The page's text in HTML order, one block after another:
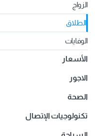
الزواج
الطلاق
الوفايات
الأسعار
الاجور
الصحة
تكنولوجيات الإتصال